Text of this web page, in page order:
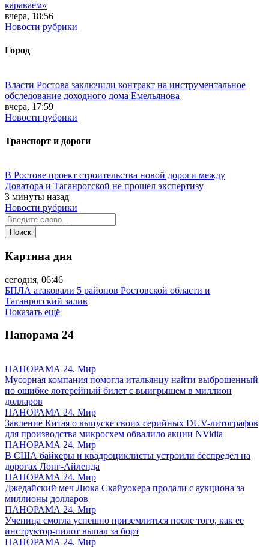
караваем»
вчера, 18:56
Новости рубрики
Город
Власти Ростова заключили контракт на инструментальное
обследование доходного дома Емельянова
вчера, 17:59
Новости рубрики
Транспорт и дороги
В Ростове проект строительства новой дороги между
Доватора и Таганрогской не прошел экспертизу
3 минуты назад
Новости рубрики
Картина дня
сегодня, 06:46
БПЛА атаковали 5 районов Ростовской области и
Таганрогский залив
Показать ещё
Панорама 24
ПАНОРАМА 24. Мир
Мусорная компания помогла итальянцу найти выброшенный
по ошибке лотерейный билет с выигрышем в миллион
долларов
ПАНОРАМА 24. Мир
Завление Китая о выпуске своих серийных DUV-литографов
для производства микросхем обвалило акции NVidia
ПАНОРАМА 24. Мир
В США байкеры и квадроциклисты устроили беспредел на
дорогах Лонг-Айленда
ПАНОРАМА 24. Мир
Джедайский меч Люка Скайуокера продали с аукциона за
миллионы долларов
ПАНОРАМА 24. Мир
Ученица смогла успешно приземлиться после того, как ее
инструктор-пилот выпал за борт
ПАНОРАМА 24. Мир